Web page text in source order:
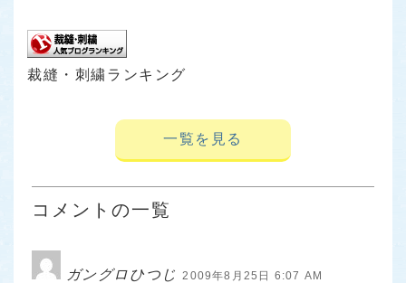
裁縫・刺繍ランキング
一覧を見る
コメントの一覧
ガングロひつじ 2009年8月25日 6:07 AM